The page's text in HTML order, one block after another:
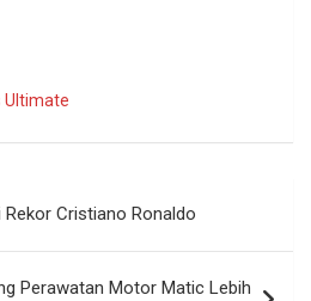
Ultimate
Cristiano Ronaldo
Perawatan Motor Matic Lebih